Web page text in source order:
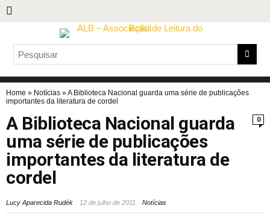
Home » Notícias »A Biblioteca Nacional guarda uma série de publicações
importantes da literatura de cordel
0
A Biblioteca Nacional guarda
uma série de publicações
importantes da literatura de
cordel
Lucy Aparecida Rudék 12 de julho de 2011 Notícias